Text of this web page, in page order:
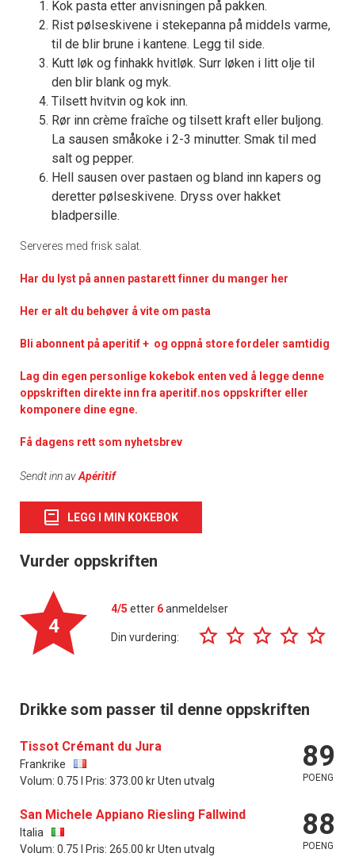
Kok pasta etter anvisningen på pakken.
Rist pølseskivene i stekepanna på middels varme,
til de blir brune i kantene. Legg til side.
Kutt løk og finhakk hvitløk. Surr løken i litt olje til
den blir blank og myk.
Tilsett hvitvin og kok inn.
Rør inn crème fraîche og tilsett kraft eller buljong.
La sausen småkoke i 2-3 minutter. Smak til med
salt og pepper.
Hell sausen over pastaen og bland inn kapers og
deretter pølseskivene. Dryss over hakket
bladpersille.
Serveres med frisk salat.
Har du lyst på annen pastarett finner du manger her
Her er alt du behøver å vite om pasta
Bli abonnent på aperitif + og oppnå store fordeler samtidig
Lag din egen personlige kokebok enten ved å legge denne
oppskriften direkte inn fra aperitif.nos oppskrifter eller
komponere dine egne.
Få dagens rett som nyhetsbrev
Sendt inn avApéritif
LEGG I MIN KOKEBOK
Vurder oppskriften
4
4/5 etter 6anmeldelser
Din vurdering:
Drikke som passer til denne oppskriften
Tissot Crémant du Jura
Frankrike
Volum: 0.75 l Pris: 373.00 kr Uten utvalg
89
POENG
San Michele Appiano Riesling Fallwind
Italia
Volum: 0.75 l Pris: 265.00 kr Uten utvalg
88
POENG